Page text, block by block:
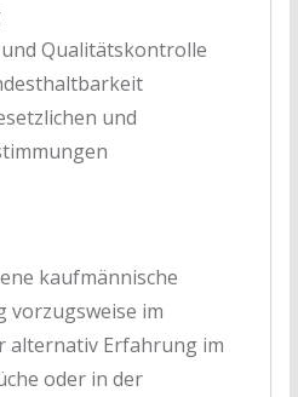
Qualitätskontrolle
und
kaufmännische
vorzugsweise im
alternativ Erfahrung im
oder in der